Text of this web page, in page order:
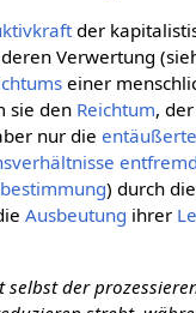
der
Verwertung
einer
sie den Reichtum,
nur dieentäußerte
) durch
Ausbeutung ihrer
selbst der